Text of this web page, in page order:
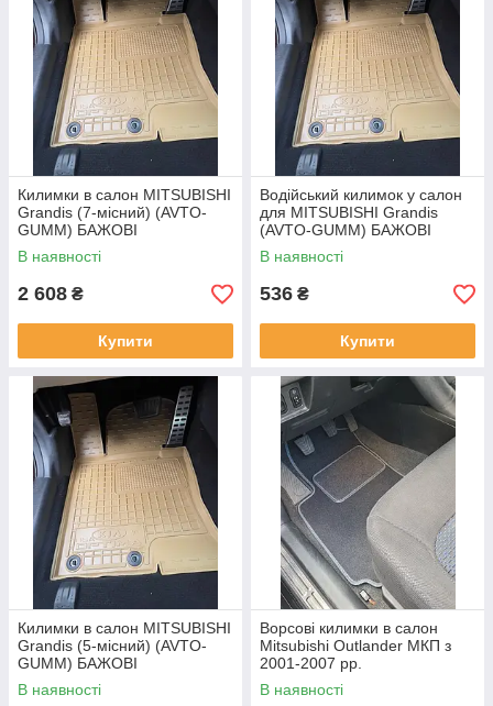
Килимки в салон MITSUBISHI
Grandis (7-місний) (AVTO-
GUMM) БАЖОВІ
В наявності
2 608 ₴
Купити
Водійський килимок у салон
для MITSUBISHI Grandis
(AVTO-GUMM) БАЖОВІ
В наявності
536 ₴
Купити
Килимки в салон MITSUBISHI
Grandis (5-місний) (AVTO-
GUMM) БАЖОВІ
В наявності
Ворсові килимки в салон
Mitsubishi Outlander МКП з
2001-2007 рр.
В наявності